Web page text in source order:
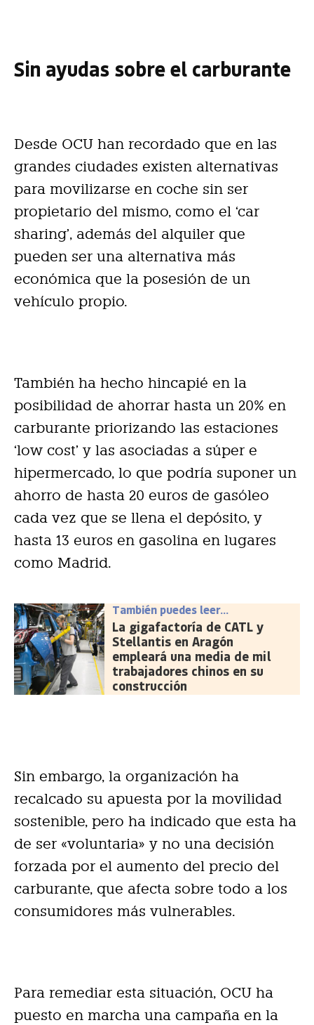
Sin ayudas sobre el carburante
Desde OCU han recordado que en las
grandes ciudades existen alternativas
para movilizarse en coche sin ser
propietario del mismo, como el ‘car
sharing’, además del alquiler que
pueden ser una alternativa más
económica que la posesión de un
vehículo propio.
También ha hecho hincapié en la
posibilidad de ahorrar hasta un 20% en
carburante priorizando las estaciones
‘low cost’ y las asociadas a súper e
hipermercado, lo que podría suponer un
ahorro de hasta 20 euros de gasóleo
cada vez que se llena el depósito, y
hasta 13 euros en gasolina en lugares
como Madrid.
También puedes leer...
La gigafactoría de CATL y
Stellantis en Aragón
empleará una media de mil
trabajadores chinos en su
construcción
Sin embargo, la organización ha
recalcado su apuesta por la movilidad
sostenible, pero ha indicado que esta ha
de ser «voluntaria» y no una decisión
forzada por el aumento del precio del
carburante, que afecta sobre todo a los
consumidores más vulnerables.
Para remediar esta situación, OCU ha
puesto en marcha una campaña en la